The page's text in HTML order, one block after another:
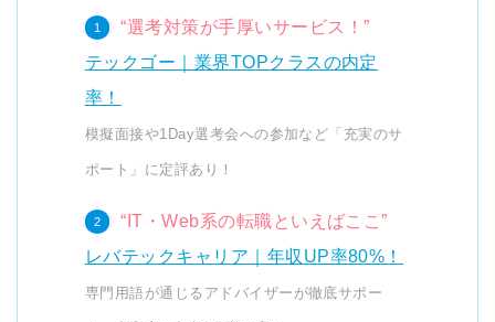
“選考対策が手厚いサービス！”
テックゴー｜業界TOPクラスの内定
率！
模擬面接や1Day選考会への参加など「充実のサ
ポート」に定評あり！
“IT・Web系の転職といえばここ”
レバテックキャリア｜年収UP率80%！
専門用語が通じるアドバイザーが徹底サポー